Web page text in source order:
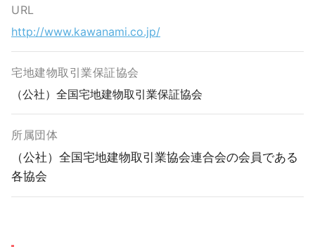
URL
http://www.kawanami.co.jp/
宅地建物取引業保証協会
（公社）全国宅地建物取引業保証協会
所属団体
（公社）全国宅地建物取引業協会連合会の会員である
各協会